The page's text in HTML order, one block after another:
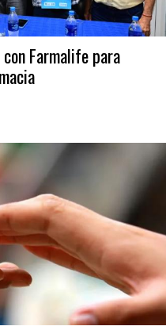
Farmalife para